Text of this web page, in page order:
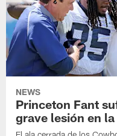
NEWS
Princeton Fant
grave lesión en